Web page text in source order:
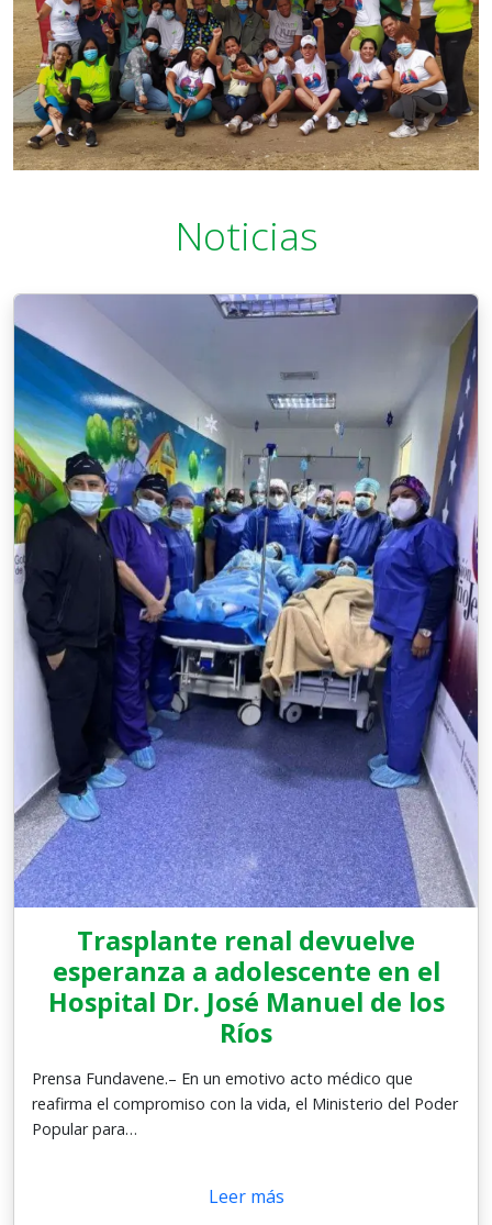
Noticias
Trasplante renal devuelve
esperanza a adolescente en el
Hospital Dr. José Manuel de los
Ríos
Prensa Fundavene.– En un emotivo acto médico que
reafirma el compromiso con la vida, el Ministerio del Poder
Popular para…
Leer más